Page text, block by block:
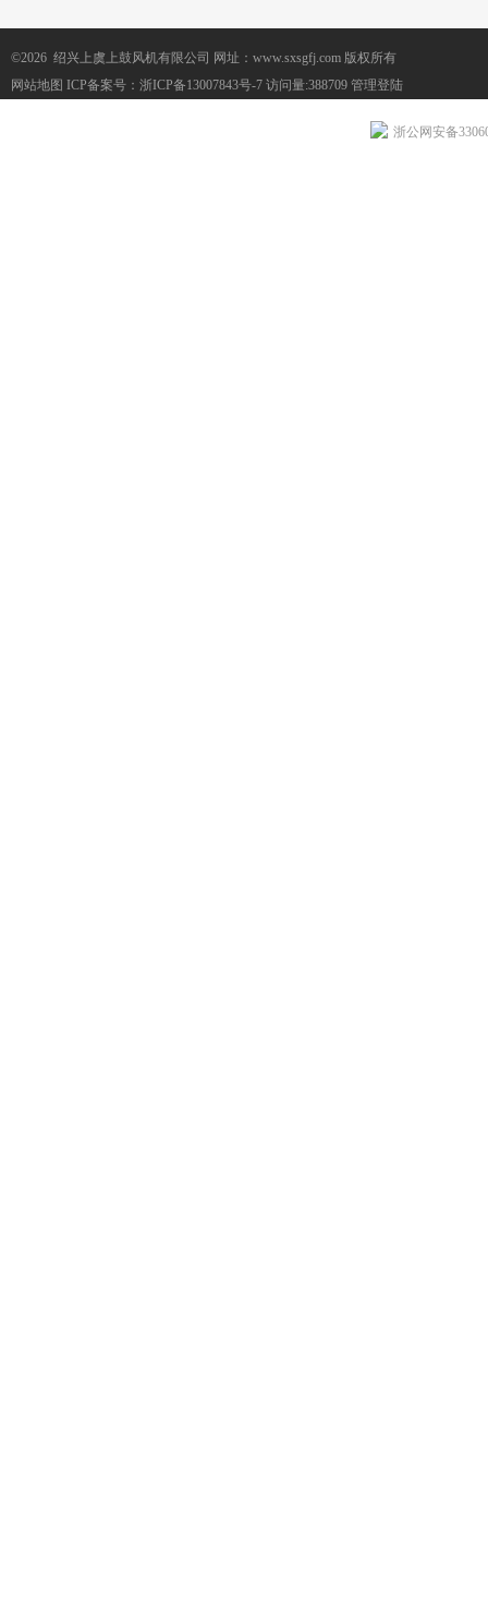
©2026 绍兴上虞上鼓风机有限公司 网址：www.sxsgfj.com 版权所有
网站地图 ICP备案号： 浙ICP备13007843号-7 访问量:388709 管理登陆
浙公网安备